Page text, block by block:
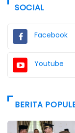
SOCIAL
Facebook
Youtube
BERITA